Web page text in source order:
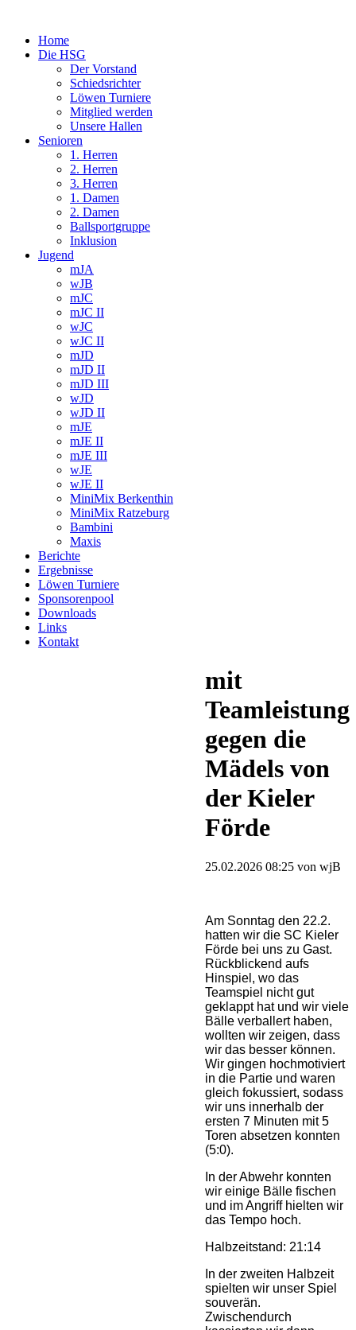
Home
Die HSG
Der Vorstand
Schiedsrichter
Löwen Turniere
Mitglied werden
Unsere Hallen
Senioren
1. Herren
2. Herren
3. Herren
1. Damen
2. Damen
Ballsportgruppe
Inklusion
Jugend
mJA
wJB
mJC
mJC II
wJC
wJC II
mJD
mJD II
mJD III
wJD
wJD II
mJE
mJE II
mJE III
wJE
wJE II
MiniMix Berkenthin
MiniMix Ratzeburg
Bambini
Maxis
Berichte
Ergebnisse
Löwen Turniere
Sponsorenpool
Downloads
Links
Kontakt
mit
Teamleistung
gegen die
Mädels von
der Kieler
Förde
25.02.2026 08:25 von wjB
Am Sonntag den 22.2.
hatten wir die SC Kieler
Förde bei uns zu Gast.
Rückblickend aufs
Hinspiel, wo das
Teamspiel nicht gut
geklappt hat und wir viele
Bälle verballert haben,
wollten wir zeigen, dass
wir das besser können.
Wir gingen hochmotiviert
in die Partie und waren
gleich fokussiert, sodass
wir uns innerhalb der
ersten 7 Minuten mit 5
Toren absetzen konnten
(5:0).
In der Abwehr konnten
wir einige Bälle fischen
und im Angriff hielten wir
das Tempo hoch.
Halbzeitstand: 21:14
In der zweiten Halbzeit
spielten wir unser Spiel
souverän.
Zwischendurch